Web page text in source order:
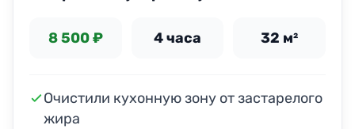
8 500 ₽ 4 часа 32 м²
Очистили кухонную зону от застарелого
жира